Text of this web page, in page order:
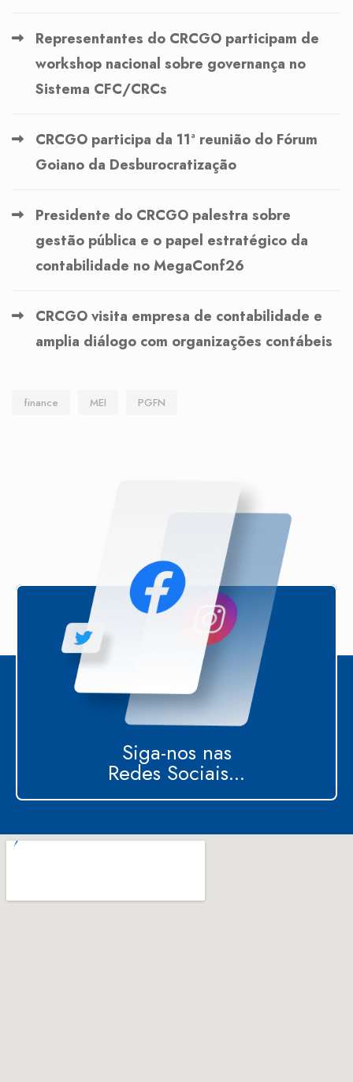
Representantes do CRCGO participam de
workshop nacional sobre governança no
Sistema CFC/CRCs
CRCGO participa da 11ª reunião do Fórum
Goiano da Desburocratização
Presidente do CRCGO palestra sobre
gestão pública e o papel estratégico da
contabilidade no MegaConf26
CRCGO visita empresa de contabilidade e
amplia diálogo com organizações contábeis
finance MEI PGFN
Siga-nos nas
Redes Sociais...